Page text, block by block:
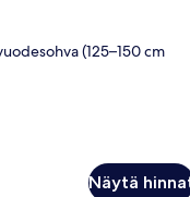
(125–150 cm
Näytä